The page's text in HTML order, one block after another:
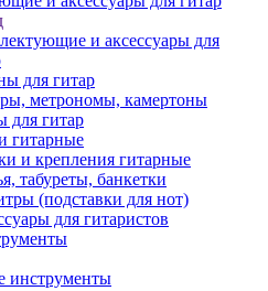
и аксессуары для
для гитар
метрономы, камертоны
для гитар
гитарные
и крепления гитарные
табуреты, банкетки
(подставки для нот)
для гитаристов
инструменты